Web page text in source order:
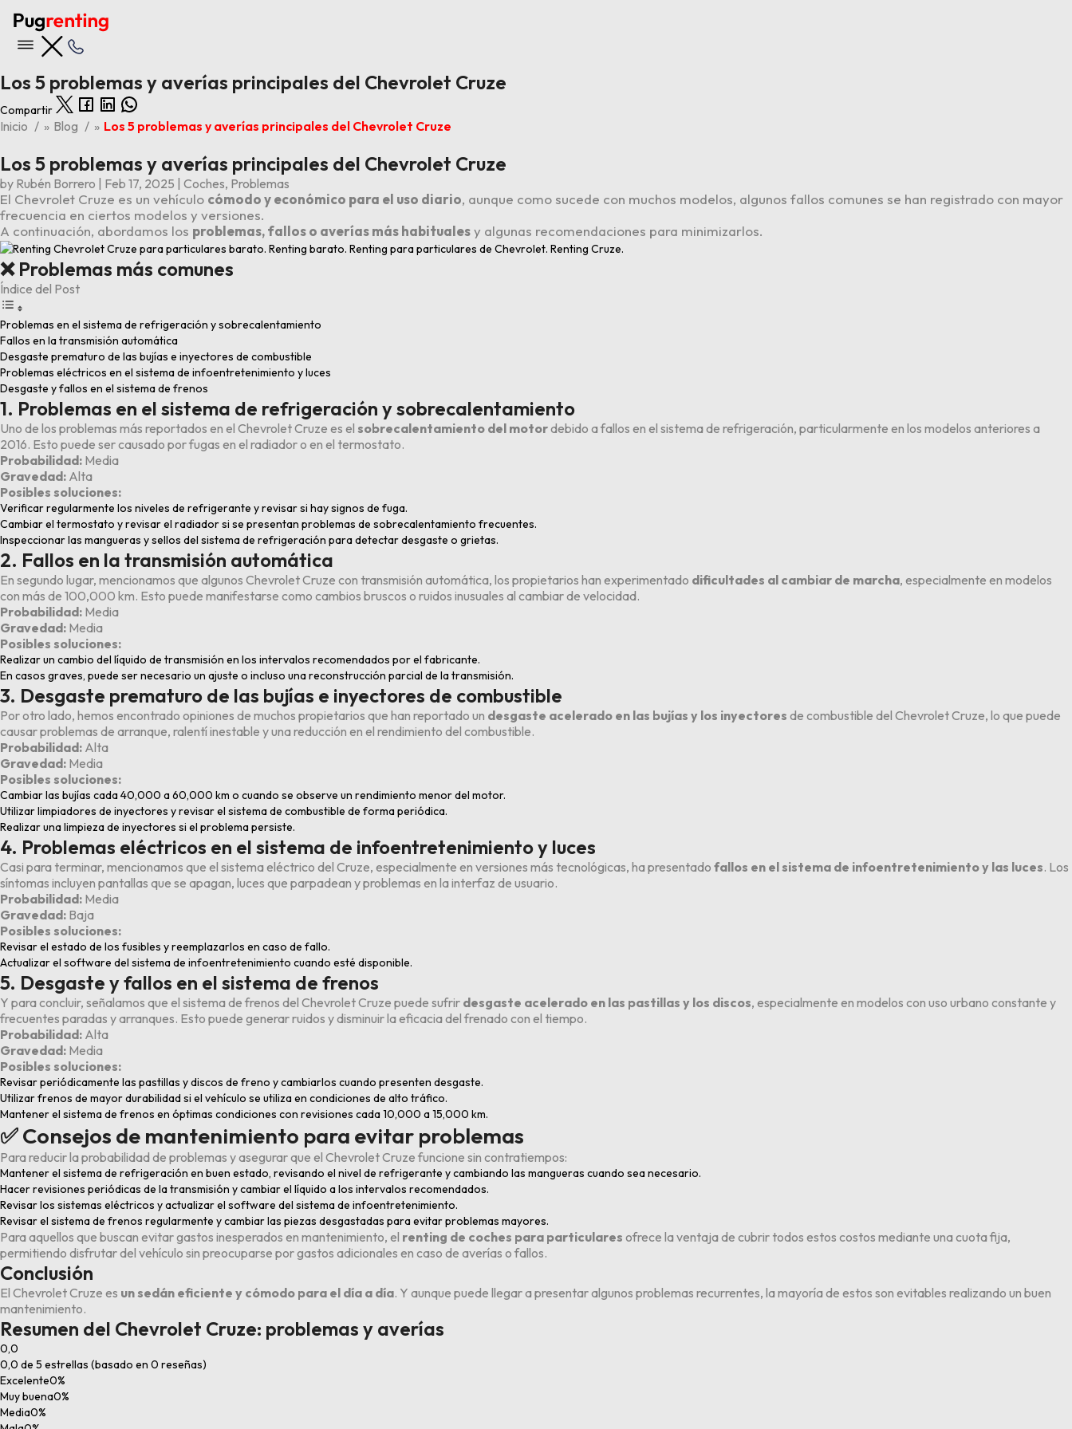
Los 5 problemas y averías principales del Chevrolet Cruze
Nuestras ofertas
Ver todas las ofertas
Últimas 5 entradas del blog
Opiniones BYD Tang
Los 6 problemas y averías principales del Kia Stonic
Los 4 problemas y averías principales del BMW X1
Los 6 problemas y averías principales del Audi A3
Opiniones Volkswagen ID.3
Compartir
Inicio » Blog » Los 5 problemas y averías principales del Chevrolet Cruze
Los 5 problemas y averías principales del Chevrolet Cruze
by Rubén Borrero Feb 17, 2025 Coches, Problemas
El Chevrolet Cruze es un vehículo cómodo y económico para el uso diario, aunque como sucede con muchos modelos, algunos fallos comunes se han registrado con mayor
frecuencia en ciertos modelos y versiones.
A continuación, abordamos los problemas, fallos o averías más habitualesy algunas recomendaciones para minimizarlos.
❌ Problemas más comunes
Índice del Post
Problemas en el sistema de refrigeración y sobrecalentamiento
Fallos en la transmisión automática
Desgaste prematuro de las bujías e inyectores de combustible
Problemas eléctricos en el sistema de infoentretenimiento y luces
Desgaste y fallos en el sistema de frenos
1. Problemas en el sistema de refrigeración y sobrecalentamiento
Uno de los problemas más reportados en el Chevrolet Cruze es el sobrecalentamiento del motordebido a fallos en el sistema de refrigeración, particularmente en los modelos anteriores a
2016. Esto puede ser causado por fugas en el radiador o en el termostato.
Probabilidad: Media
Gravedad: Alta
Posibles soluciones:
Verificar regularmente los niveles de refrigerante y revisar si hay signos de fuga.
Cambiar el termostato y revisar el radiador si se presentan problemas de sobrecalentamiento frecuentes.
Inspeccionar las mangueras y sellos del sistema de refrigeración para detectar desgaste o grietas.
2. Fallos en la transmisión automática
En segundo lugar, mencionamos que algunos Chevrolet Cruze con transmisión automática, los propietarios han experimentado dificultades al cambiar de marcha, especialmente en modelos
con más de 100,000 km. Esto puede manifestarse como cambios bruscos o ruidos inusuales al cambiar de velocidad.
Probabilidad: Media
Gravedad: Media
Posibles soluciones:
Realizar un cambio del líquido de transmisión en los intervalos recomendados por el fabricante.
En casos graves, puede ser necesario un ajuste o incluso una reconstrucción parcial de la transmisión.
3. Desgaste prematuro de las bujías e inyectores de combustible
Por otro lado, hemos encontrado opiniones de muchos propietarios que han reportado un desgaste acelerado en las bujías y los inyectores de combustible del Chevrolet Cruze, lo que puede
causar problemas de arranque, ralentí inestable y una reducción en el rendimiento del combustible.
Probabilidad: Alta
Gravedad: Media
Posibles soluciones:
Cambiar las bujías cada 40,000 a 60,000 km o cuando se observe un rendimiento menor del motor.
Utilizar limpiadores de inyectores y revisar el sistema de combustible de forma periódica.
Realizar una limpieza de inyectores si el problema persiste.
4. Problemas eléctricos en el sistema de infoentretenimiento y luces
Casi para terminar, mencionamos que el sistema eléctrico del Cruze, especialmente en versiones más tecnológicas, ha presentado fallos en el sistema de infoentretenimiento y las luces. Los
síntomas incluyen pantallas que se apagan, luces que parpadean y problemas en la interfaz de usuario.
Probabilidad: Media
Gravedad: Baja
Posibles soluciones:
Revisar el estado de los fusibles y reemplazarlos en caso de fallo.
Actualizar el software del sistema de infoentretenimiento cuando esté disponible.
5. Desgaste y fallos en el sistema de frenos
Y para concluir, señalamos que el sistema de frenos del Chevrolet Cruze puede sufrir desgaste acelerado en las pastillas y los discos, especialmente en modelos con uso urbano constante y
frecuentes paradas y arranques. Esto puede generar ruidos y disminuir la eficacia del frenado con el tiempo.
Probabilidad: Alta
Gravedad: Media
Posibles soluciones:
Revisar periódicamente las pastillas y discos de freno y cambiarlos cuando presenten desgaste.
Utilizar frenos de mayor durabilidad si el vehículo se utiliza en condiciones de alto tráfico.
Mantener el sistema de frenos en óptimas condiciones con revisiones cada 10,000 a 15,000 km.
✅ Consejos de mantenimiento para evitar problemas
Para reducir la probabilidad de problemas y asegurar que el Chevrolet Cruze funcione sin contratiempos:
Mantener el sistema de refrigeración en buen estado, revisando el nivel de refrigerante y cambiando las mangueras cuando sea necesario.
Hacer revisiones periódicas de la transmisión y cambiar el líquido a los intervalos recomendados.
Revisar los sistemas eléctricos y actualizar el software del sistema de infoentretenimiento.
Revisar el sistema de frenos regularmente y cambiar las piezas desgastadas para evitar problemas mayores.
Para aquellos que buscan evitar gastos inesperados en mantenimiento, el renting de coches para particulares ofrece la ventaja de cubrir todos estos costos mediante una cuota fija,
permitiendo disfrutar del vehículo sin preocuparse por gastos adicionales en caso de averías o fallos.
Conclusión
El Chevrolet Cruze es un sedán eficiente y cómodo para el día a día. Y aunque puede llegar a presentar algunos problemas recurrentes, la mayoría de estos son evitables realizando un buen
mantenimiento.
Resumen del Chevrolet Cruze: problemas y averías
0,0
0,0 de 5 estrellas (basado en 0 reseñas)
Excelente0%
Muy buena0%
Media0%